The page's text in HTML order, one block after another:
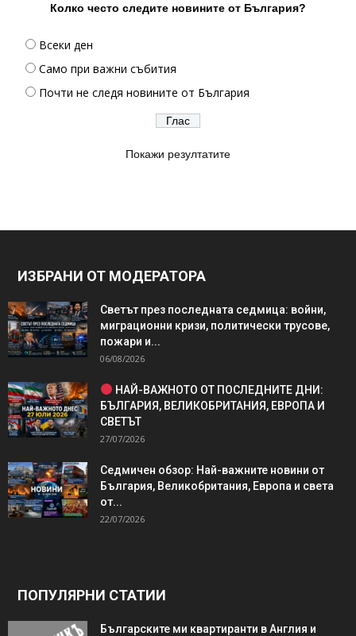
Колко често следите новините от България?
Всеки ден
Само при важни събития
Почти не следя новините от България
Покажи резултатите
ИЗБРАНИ ОТ МОДЕРАТОРА
Светът през последната седмица: войни,
миграционни кризи, политически трусове,
пожари и...
06/08/2026
НАЙ-ВАЖНОТО ОТ ПОСЛЕДНИТЕ ДНИ:
БЪЛГАРИЯ, ВЕЛИКОБРИТАНИЯ, ЕВРОПА И
СВЕТЪТ
27/07/2026
Седмичен обзор: Най-важните новини от
България, Великобритания, Европа и света
от...
22/07/2026
ПОПУЛЯРНИ СТАТИИ
Българските ми квартиранти в Англия и